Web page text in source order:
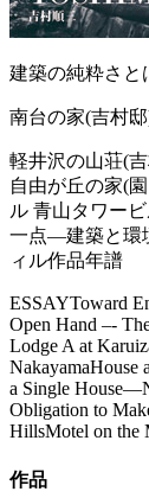
建築の純粋さ
南台の家(吉村
軽井沢の山荘(
自由が丘の家(
ル 青山タワー
一点—建築と環
ィル作品年譜
ESSAYToward
Open Hand –-
Lodge A at
NakayamaHouse
a Single
Obligation to
HillsMotel on the
作品